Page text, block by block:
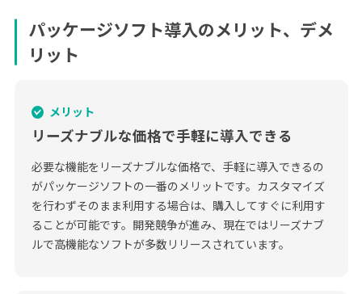
パッケージソフト導入のメリット、デメ
リット
メリット
リーズナブルな価格で手軽に導入できる
必要な機能をリーズナブルな価格で、手軽に導入できるの
がパッケージソフトの一番のメリットです。カスタマイズ
を行わずそのまま利用する場合は、購入してすぐに利用す
ることが可能です。開発競争が進み、現在ではリーズナブ
ルで高機能なソフトが多数リリースされています。